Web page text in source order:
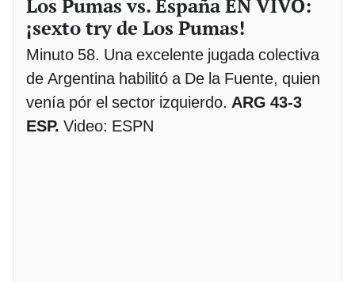
Los Pumas vs. España EN VIVO:
¡sexto try de Los Pumas!
Minuto 58. Una excelente jugada colectiva
de Argentina habilitó a De la Fuente, quien
venía pór el sector izquierdo. ARG 43-3
ESP. Video: ESPN